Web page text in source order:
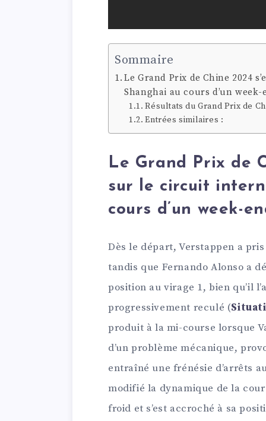
Sommaire
Le Grand Prix de Chine 2024
Shanghai au cours d’un
Résultats du Grand Prix de
Entrées similaires :
Le Grand Prix de
sur le circuit
cours d’un week-
Dès le départ, Verstappen a
tandis que Fernando Alonso a
position au virage 1, bien qu’il
progressivement reculé (
produit à la mi-course lorsque
d’un problème mécanique,
entraîné une frénésie d’arrêts
modifié la dynamique de la
froid et s’est accroché à sa